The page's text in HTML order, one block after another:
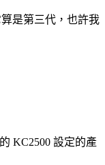
是第三代，也許我
KC2500 設定的產